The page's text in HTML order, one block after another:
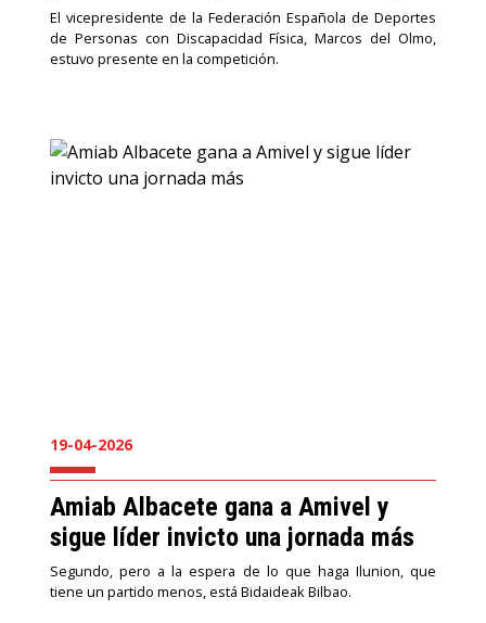
El vicepresidente de la Federación Española de Deportes
de Personas con Discapacidad Física, Marcos del Olmo,
estuvo presente en la competición.
19-04-2026
Amiab Albacete gana a Amivel y
sigue líder invicto una jornada más
Segundo, pero a la espera de lo que haga Ilunion, que
tiene un partido menos, está Bidaideak Bilbao.